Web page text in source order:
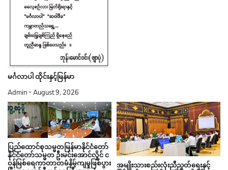
မင်္ဂလာပါ ထိုင်းနှင့်မြန်မာ
Admin August 9, 2026
ပြည်ထောင်စုသမ္မတမြန်မာနိုင်ငံတော်
နိုင်ငံတော်သမ္မတ ဦးမင်းအောင်လှိုင် င
ဝန်မြစ်ရေကာတာတမံနိမ့်ကျမှုဖြစ်ပွား
အမျိုးသားစည်းလုံးညီညွတ်ရေးနှင့်